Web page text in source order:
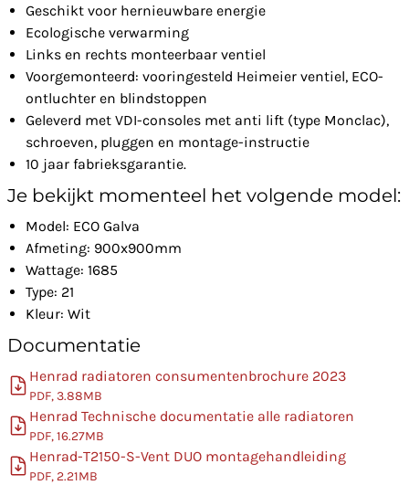
Geschikt voor hernieuwbare energie
Ecologische verwarming
Links en rechts monteerbaar ventiel
Voorgemonteerd: vooringesteld Heimeier ventiel, ECO-
ontluchter en blindstoppen
Geleverd met VDI-consoles met anti lift (type Monclac),
schroeven, pluggen en montage-instructie
10 jaar fabrieksgarantie.
Je bekijkt momenteel het volgende model:
Model: ECO Galva
Afmeting: 900x900mm
Wattage: 1685
Type: 21
Kleur: Wit
Documentatie
Henrad radiatoren consumentenbrochure 2023
PDF, 3.88MB
Henrad Technische documentatie alle radiatoren
PDF, 16.27MB
Henrad-T2150-S-Vent DUO montagehandleiding
PDF, 2.21MB